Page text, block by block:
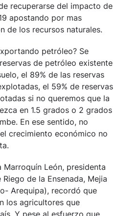
recuperarse del impacto de
apostando por mas
de los recursos naturales.
petróleo? Se
de petróleo existente
el 89% de las reservas
el 59% de reservas
si no queremos que la
en 1.5 grados o 2 grados
En ese sentido, no
crecimiento económico no
León, presidenta
de la Ensenada, Mejia
Arequipa), recordó que
los agricultores que
Y pese al esfuerzo que